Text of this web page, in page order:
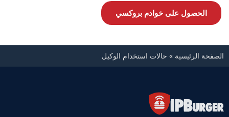
الحصول على خوادم بروكسي
الصفحة الرئيسية » حالات استخدام الوكيل